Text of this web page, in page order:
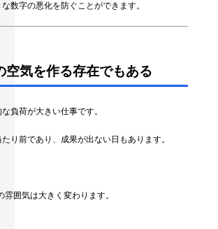
数字の悪化を防ぐことができます。
空気を作る存在でもある
負荷が大きい仕事です。
り前であり、成果が出ない日もあります。
囲気は大きく変わります。